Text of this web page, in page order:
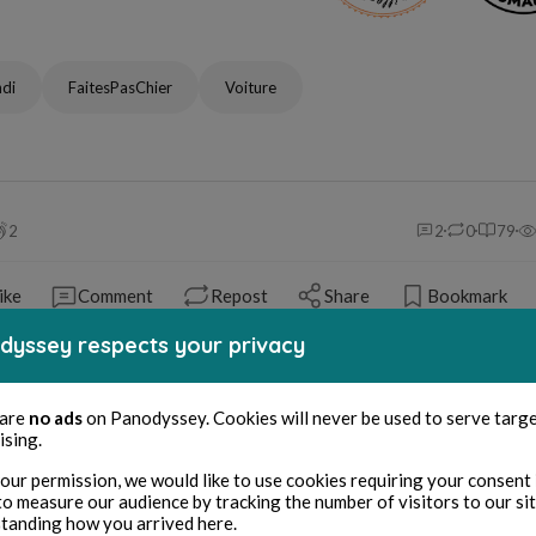
FaitesPasChier Voiture
2 2 0 79
Comment Repost Share Bookmark
(
You must be logged in to comment
respects your privacy
no adson Panodyssey. Cookies will never be used to serve
permission, we would like to use cookies requiring your consent
measure our audience by tracking the number of visitors to our
how you arrived here.